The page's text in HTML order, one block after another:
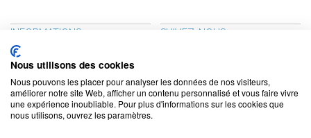
INFORMATIONS
NOUVEAUTÉS
PROMOTIONS
CGV
CONFIDENTIALITÉ
MENTIONS LÉGALES
SUIVEZ-NOUS
NOTRE BLOG
Nous utilisons des cookies
Nous pouvons les placer pour analyser les données de nos visiteurs,
améliorer notre site Web, afficher un contenu personnalisé et vous faire vivre
une expérience inoubliable. Pour plus d'informations sur les cookies que
nous utilisons, ouvrez les paramètres.